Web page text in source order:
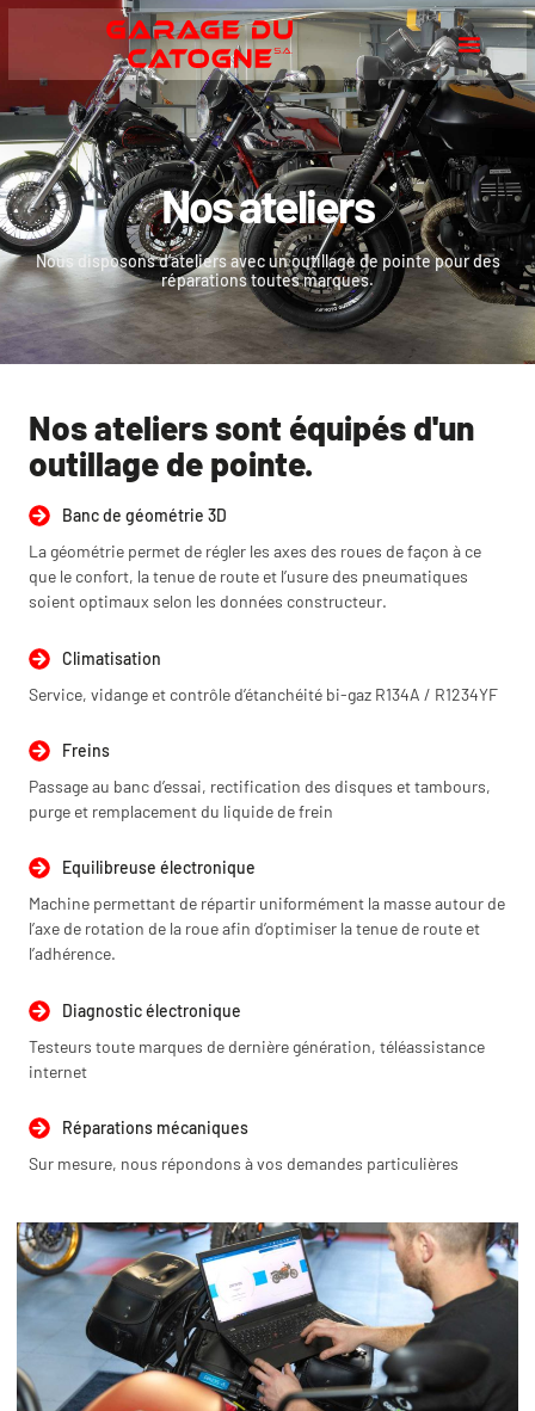
Nos ateliers
Nous disposons d’ateliers avec un outillage de pointe pour des
réparations toutes marques.
Nos ateliers sont équipés d'un
outillage de pointe.
Banc de géométrie 3D
La géométrie permet de régler les axes des roues de façon à ce
que le confort, la tenue de route et l’usure des pneumatiques
soient optimaux selon les données constructeur.
Climatisation
Service, vidange et contrôle d’étanchéité bi-gaz R134A / R1234YF
Freins
Passage au banc d’essai, rectification des disques et tambours,
purge et remplacement du liquide de frein
Equilibreuse électronique
Machine permettant de répartir uniformément la masse autour de
l’axe de rotation de la roue afin d’optimiser la tenue de route et
l’adhérence.
Diagnostic électronique
Testeurs toute marques de dernière génération, téléassistance
internet
Réparations mécaniques
Sur mesure, nous répondons à vos demandes particulières